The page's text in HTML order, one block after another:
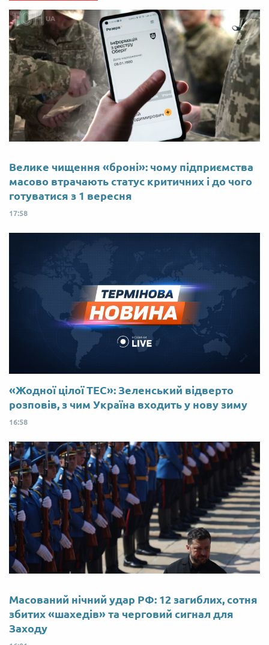
Велике чищення «броні»: чому підприємства
масово втрачають статус критичних і до чого
готуватися з 1 вересня
17:58
«Жодної цілої ТЕС»: Зеленський відверто
розповів, з чим Україна входить у нову зиму
16:58
Масований нічний удар РФ: 12 загиблих, сотня
збитих «шахедів» та черговий сигнал для
Заходу